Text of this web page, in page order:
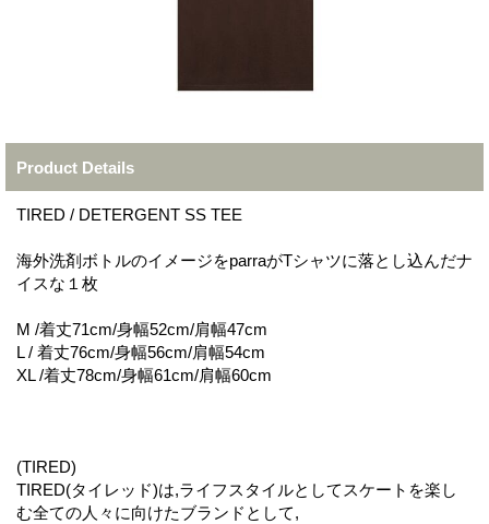
Product Details
TIRED / DETERGENT SS TEE
海外洗剤ボトルのイメージをparraがTシャツに落とし込んだナ
イスな１枚
M /着丈71cm/身幅52cm/肩幅47cm
L / 着丈76cm/身幅56cm/肩幅54cm
XL /着丈78cm/身幅61cm/肩幅60cm
(TIRED)
TIRED(タイレッド)は,ライフスタイルとしてスケートを楽し
む全ての人々に向けたブランドとして,